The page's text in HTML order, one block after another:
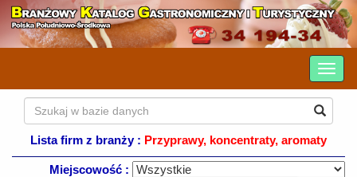
Lista firm z branży : Przyprawy, koncentraty, aromaty
Miejscowość :